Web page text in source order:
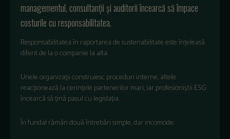
managementul, consultanții și auditoriiîncearcă săîmpace
costurile cu responsabilitatea.
Responsabilitatea în raportarea de sustenabilitate este înțeleasă
diferit de la o companie la alta.
Unele organizații construiesc proceduri interne, altele
reacționează la cerințele partenerilor mari, iar profesioniștii ESG
încearcă să țină pasul cu legislația.
În fundal rămân douăîntrebări simple, dar incomode: